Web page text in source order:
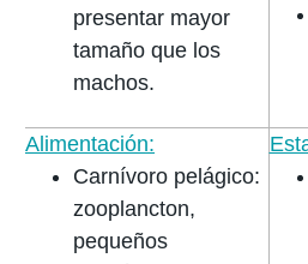
presentar mayor
tamaño que los
machos.
Alimentación:
Carnívoro pelágico:
zooplancton,
pequeños